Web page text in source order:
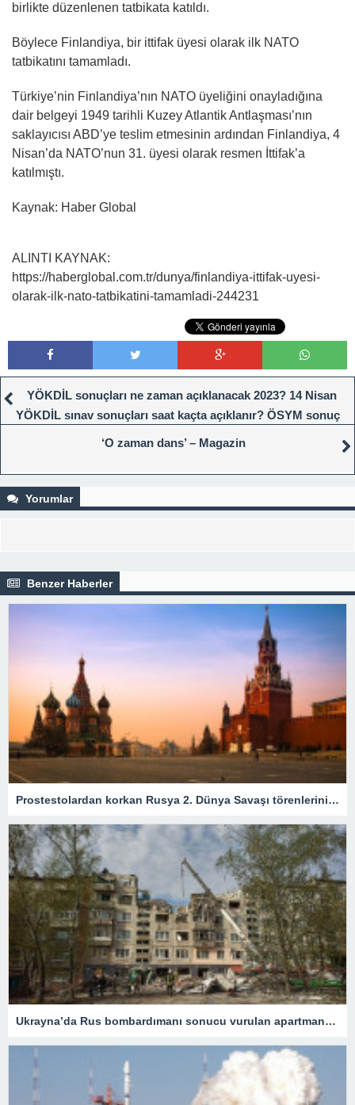
birlikte düzenlenen tatbikata katıldı.
Böylece Finlandiya, bir ittifak üyesi olarak ilk NATO
tatbikatını tamamladı.
Türkiye’nin Finlandiya’nın NATO üyeliğini onayladığına
dair belgeyi 1949 tarihli Kuzey Atlantik Antlaşması’nın
saklayıcısı ABD’ye teslim etmesinin ardından Finlandiya, 4
Nisan’da NATO’nun 31. üyesi olarak resmen İttifak’a
katılmıştı.
Kaynak: Haber Global
ALINTI KAYNAK:
https://haberglobal.com.tr/dunya/finlandiya-ittifak-uyesi-
olarak-ilk-nato-tatbikatini-tamamladi-244231
YÖKDİL sonuçları ne zaman açıklanacak 2023? 14 Nisan
YÖKDİL sınav sonuçları saat kaçta açıklanır? ÖSYM sonuç
sorgulama ekranı!
‘O zaman dans’ – Magazin
Yorumlar
Benzer Haberler
Prostestolardan korkan Rusya 2. Dünya Savaşı törenlerini iptal etti – Son Dakika Dünya Haberleri
Ukrayna’da Rus bombardımanı sonucu vurulan apartmanda can kaybı 15’e yükseldi